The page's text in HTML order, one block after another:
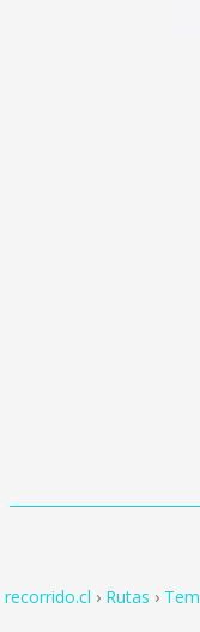
recorrido.cl Rutas